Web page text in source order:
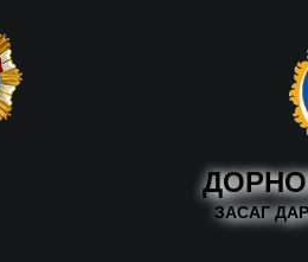
ЗАСАГ